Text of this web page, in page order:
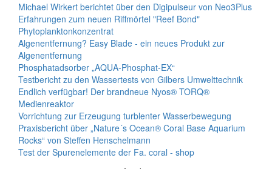
Michael Wirkert berichtet über den Digipulseur von Neo3Plus
Erfahrungen zum neuen Riffmörtel "Reef Bond"
Phytoplanktonkonzentrat
Algenentfernung? Easy Blade - ein neues Produkt zur
Algenentfernung
Phosphatadsorber „AQUA-Phosphat-EX“
Testbericht zu den Wassertests von Gilbers Umwelttechnik
Endlich verfügbar! Der brandneue Nyos® TORQ®
Medienreaktor
Vorrichtung zur Erzeugung turblenter Wasserbewegung
Praxisbericht über „Nature´s Ocean® Coral Base Aquarium
Rocks“ von Steffen Henschelmann
Test der Spurenelemente der Fa. coral - shop